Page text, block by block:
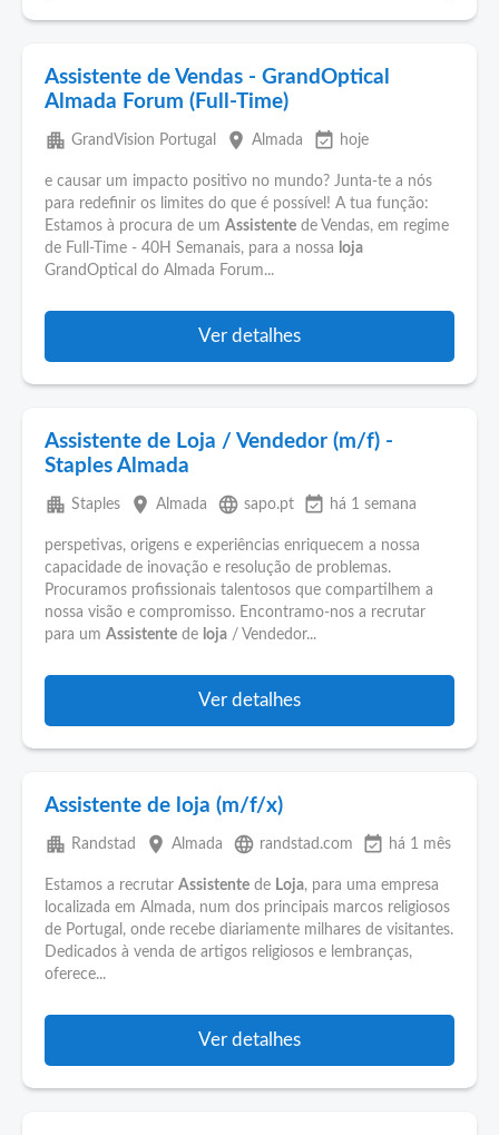
Assistente de Vendas - GrandOptical
Almada Forum (Full-Time)
apartment GrandVision Portugal place Almada event_available hoje
e causar um impacto positivo no mundo? Junta-te a nós
para redefinir os limites do que é possível! A tua função:
Estamos à procura de um Assistente de Vendas, em regime
de Full-Time - 40H Semanais, para a nossa loja
GrandOptical do Almada Forum...
Ver detalhes
Assistente de Loja / Vendedor (m/f) -
Staples Almada
apartment Staples place Almada language sapo.pt event_available há 1 semana
perspetivas, origens e experiências enriquecem a nossa
capacidade de inovação e resolução de problemas.
Procuramos profissionais talentosos que compartilhem a
nossa visão e compromisso. Encontramo-nos a recrutar
para um Assistente de loja / Vendedor...
Ver detalhes
Assistente de loja (m/f/x)
apartment Randstad place Almada language randstad.com event_available há 1 mês
Estamos a recrutar Assistente de Loja, para uma empresa
localizada em Almada, num dos principais marcos religiosos
de Portugal, onde recebe diariamente milhares de visitantes.
Dedicados à venda de artigos religiosos e lembranças,
oferece...
Ver detalhes